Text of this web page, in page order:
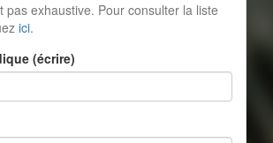
pas exhaustive. Pour consulter la liste
ici.
(écrire)